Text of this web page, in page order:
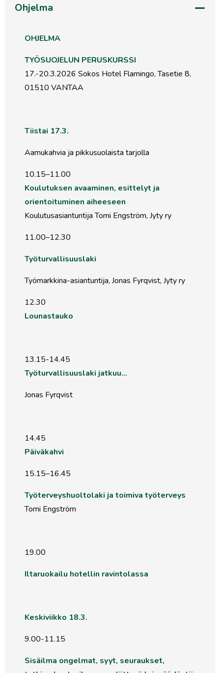
Ohjelma
TYÖSUOJELUN PERUSKURSSI
17.-20.3.2026 Sokos Hotel Flamingo, Tasetie 8,
01510 VANTAA
Tiistai 17.3.
Aamukahvia ja pikkusuolaista tarjolla
10.15–11.00
Koulutuksen avaaminen, esittelyt ja
orientoituminen aiheeseen
Koulutusasiantuntija Tomi Engström, Jyty ry
11.00–12.30
Työturvallisuuslaki
Työmarkkina-asiantuntija, Jonas Fyrqvist, Jyty ry
12.30
Lounastauko
13.15-14.45
Työturvallisuuslaki jatkuu…
Jonas Fyrqvist
14.45
Päiväkahvi
15.15–16.45
Työterveyshuoltolaki ja toimiva työterveys
Tomi Engström
19.00
Iltaruokailu hotellin ravintolassa
Keskiviikko 18.3.
9.00-11.15
Sisäilma ongelmat, syyt, seuraukset,